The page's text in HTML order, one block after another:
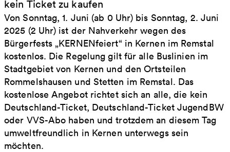
kein Ticket zu kaufen
Von Sonntag, 1. Juni (ab 0 Uhr) bis Sonntag, 2. Juni
2025 (2 Uhr) ist der Nahverkehr wegen des
Bürgerfests „KERNENfeiert“ in Kernen im Remstal
kostenlos. Die Regelung gilt für alle Buslinien im
Stadtgebiet von Kernen und den Ortsteilen
Rommelshausen und Stetten im Remstal. Das
kostenlose Angebot richtet sich an alle, die kein
Deutschland-Ticket, Deutschland-Ticket JugendBW
oder VVS-Abo haben und trotzdem an diesem Tag
umweltfreundlich in Kernen unterwegs sein
möchten.